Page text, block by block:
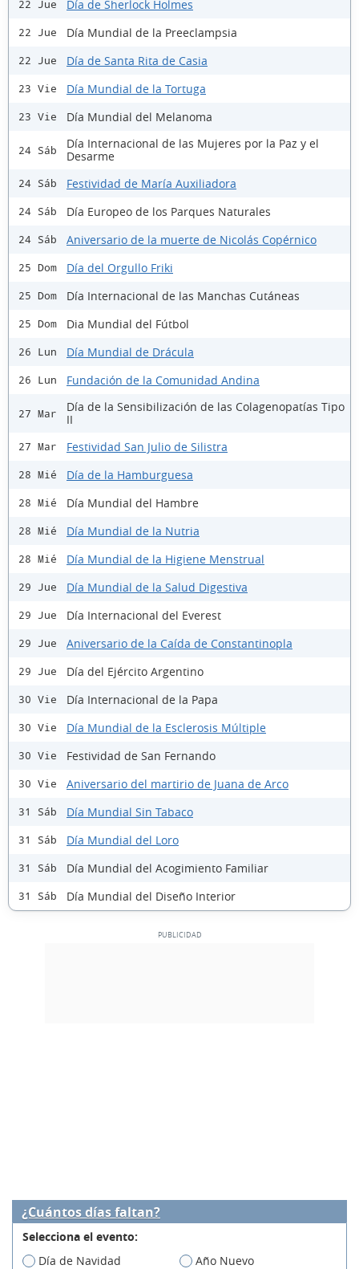
22 Jue Día de Sherlock Holmes
22 Jue Día Mundial de la Preeclampsia
22 Jue Día de Santa Rita de Casia
23 Vie Día Mundial de la Tortuga
23 Vie Día Mundial del Melanoma
24 Sáb
Día Internacional de las Mujeres por la Paz y el
Desarme
24 Sáb Festividad de María Auxiliadora
24 Sáb Día Europeo de los Parques Naturales
24 Sáb Aniversario de la muerte de Nicolás Copérnico
25 Dom Día del Orgullo Friki
25 Dom Día Internacional de las Manchas Cutáneas
25 Dom Dia Mundial del Fútbol
26 Lun Día Mundial de Drácula
26 Lun Fundación de la Comunidad Andina
27 Mar
Día de la Sensibilización de las Colagenopatías Tipo
II
27 Mar Festividad San Julio de Silistra
28 Mié Día de la Hamburguesa
28 Mié Día Mundial del Hambre
28 Mié Día Mundial de la Nutria
28 Mié Día Mundial de la Higiene Menstrual
29 Jue Día Mundial de la Salud Digestiva
29 Jue Día Internacional del Everest
29 Jue Aniversario de la Caída de Constantinopla
29 Jue Día del Ejército Argentino
30 Vie Día Internacional de la Papa
30 Vie Día Mundial de la Esclerosis Múltiple
30 Vie Festividad de San Fernando
30 Vie Aniversario del martirio de Juana de Arco
31 Sáb Día Mundial Sin Tabaco
31 Sáb Día Mundial del Loro
31 Sáb Día Mundial del Acogimiento Familiar
31 Sáb Día Mundial del Diseño Interior
¿Cuántos días faltan?
Selecciona el evento:
Día de Navidad
Año Nuevo